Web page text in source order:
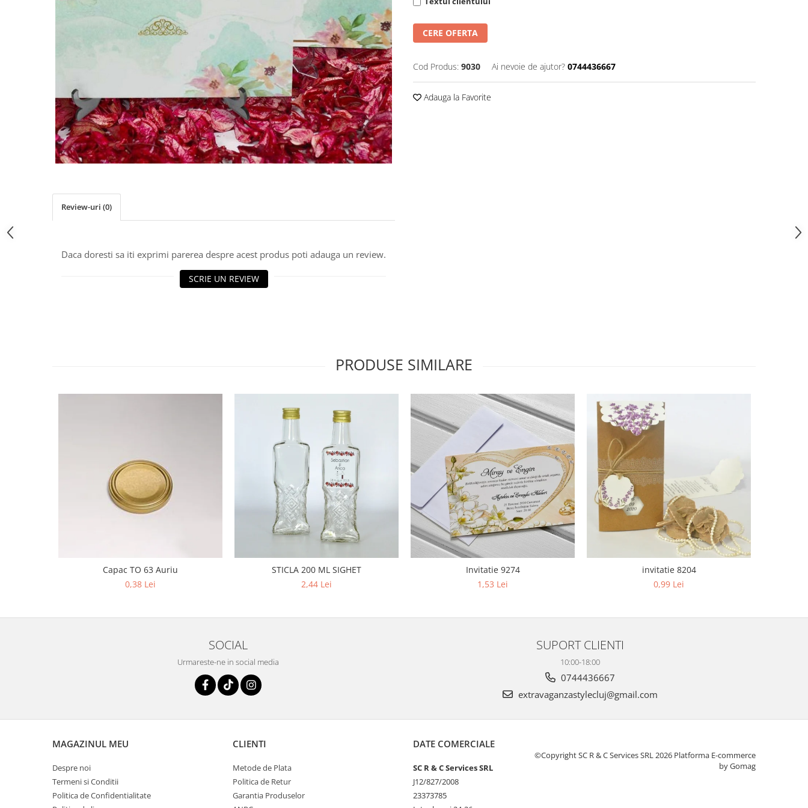
2025 Craciun
2020 Craciun si Anul Nou
2021 Crăciun
2022 Crăciun
Toamna și Halloween
Valentine's Day
Buchete extravagante
CERE OFERTA
Cod Produs: 9030 Ai nevoie de ajutor? 0744436667
Adauga la Favorite
Review-uri (0)
Daca doresti sa iti exprimi parerea despre acest produs poti adauga un review.
SCRIE UN REVIEW
PRODUSE SIMILARE
Capac TO 63 Auriu
0,38 Lei
STICLA 200 ML SIGHET
2,44 Lei
Invitatie 9274
1,53 Lei
invitatie 8204
0,99 Lei
SOCIAL
Urmareste-ne in social media
SUPORT CLIENTI
10:00-18:00
0744436667
extravaganzastylecluj@gmail.com
MAGAZINUL MEU
Despre noi
Termeni si Conditii
Politica de Confidentialitate
CLIENTI
Metode de Plata
Politica de Retur
Garantia Produselor
DATE COMERCIALE
SC R & C Services SRL
J12/827/2008
23373785
©Copyright SC R & C Services SRL 2026 Platforma E-commerce
by Gomag